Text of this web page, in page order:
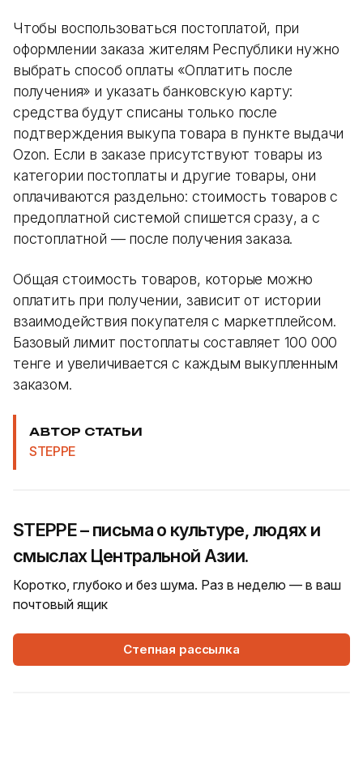
Чтобы воспользоваться постоплатой, при
оформлении заказа жителям Республики нужно
выбрать способ оплаты «Оплатить после
получения» и указать банковскую карту:
средства будут списаны только после
подтверждения выкупа товара в пункте выдачи
Ozon. Если в заказе присутствуют товары из
категории постоплаты и другие товары, они
оплачиваются раздельно: стоимость товаров с
предоплатной системой спишется сразу, а с
постоплатной — после получения заказа.
Общая стоимость товаров, которые можно
оплатить при получении, зависит от истории
взаимодействия покупателя с маркетплейсом.
Базовый лимит постоплаты составляет 100 000
тенге и увеличивается с каждым выкупленным
заказом.
АВТОР СТАТЬИ
STEPPE
STEPPE – письма о культуре, людях и
смыслах Центральной Азии.
Коротко, глубоко и без шума. Раз в неделю — в ваш
почтовый ящик
Степная рассылка